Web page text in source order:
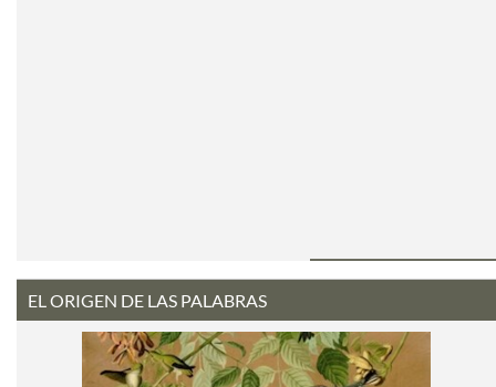
EL ORIGEN DE LAS PALABRAS